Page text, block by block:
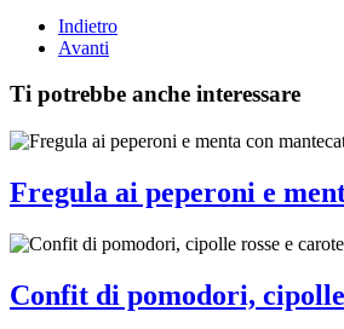
Indietro
Avanti
Ti potrebbe anche interessare
Fregula ai peperoni e
Confit di pomodori,